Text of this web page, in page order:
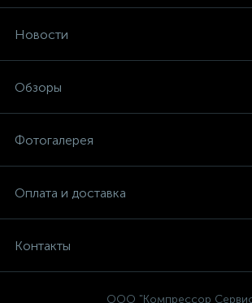
Новости
Обзоры
Фотогалерея
Оплата и доставка
Контакты
ООО "Компрессор